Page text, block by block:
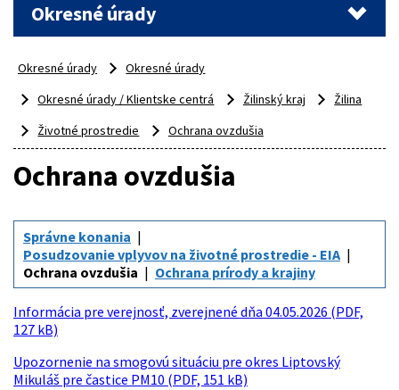
Okresné úrady
Okresné úrady
Okresné úrady
Okresné úrady / Klientske centrá
Žilinský kraj
Žilina
Životné prostredie
Ochrana ovzdušia
Ochrana ovzdušia
Správne konania
Posudzovanie vplyvov na životné prostredie - EIA
Ochrana ovzdušia
Ochrana prírody a krajiny
Informácia pre verejnosť, zverejnené dňa 04.05.2026 (PDF,
127 kB)
Upozornenie na smogovú situáciu pre okres Liptovský
Mikuláš pre častice PM10 (PDF, 151 kB)